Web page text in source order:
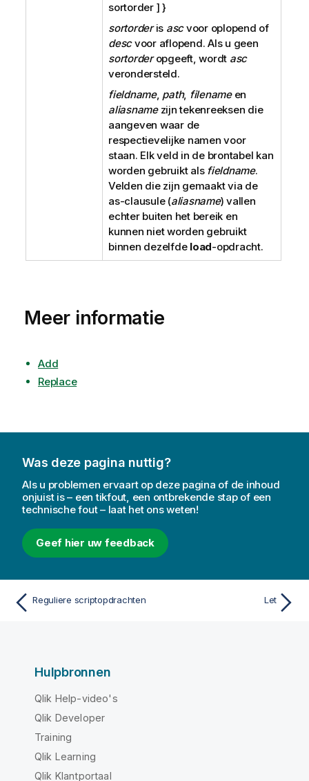
sortorder ] }
sortorderis ascvoor oplopend of
descvoor aflopend. Als u geen
sortorderopgeeft, wordt asc
verondersteld.
fieldname, path, filenameen
aliasnamezijn tekenreeksen die
aangeven waar de
respectievelijke namen voor
staan. Elk veld in de brontabel kan
worden gebruikt als fieldname.
Velden die zijn gemaakt via de
as-clausule (aliasname) vallen
echter buiten het bereik en
kunnen niet worden gebruikt
binnen dezelfde load-opdracht.
Meer informatie
Add
Replace
Was deze pagina nuttig?
Als u problemen ervaart op deze pagina of de inhoud
onjuist is – een tikfout, een ontbrekende stap of een
technische fout – laat het ons weten!
Geef hier uw feedback
Reguliere scriptopdrachten Let
Hulpbronnen
Qlik Help-video's
Qlik Developer
Training
Qlik Learning
Qlik Klantportaal